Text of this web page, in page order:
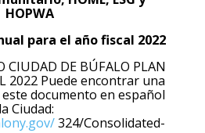
HOPWA
para el año fiscal 2022
CIUDAD DE BÚFALO PLAN
2022 Puede encontrar una
documento en español
Ciudad:
324/Consolidated-